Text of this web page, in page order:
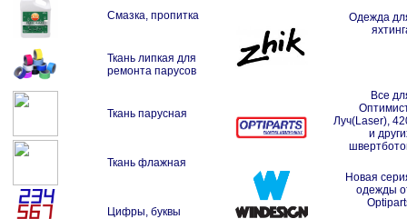
Смазка, пропитка
Ткань липкая для
ремонта парусов
Ткань парусная
Ткань флажная
Цифры, буквы
Одежда
Все
Луч(Laser),
и
Новая
одежды